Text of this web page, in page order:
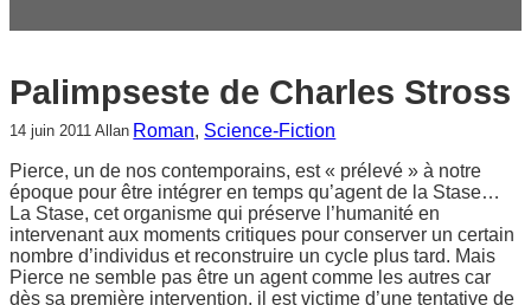
Palimpseste de Charles Stross
14 juin 2011 Allan Roman, Science-Fiction
Pierce, un de nos contemporains, est « prélevé » à notre
époque pour être intégrer en temps qu’agent de la Stase…
La Stase, cet organisme qui préserve l’humanité en
intervenant aux moments critiques pour conserver un certain
nombre d’individus et reconstruire un cycle plus tard. Mais
Pierce ne semble pas être un agent comme les autres car
dès sa première intervention, il est victime d’une tentative de